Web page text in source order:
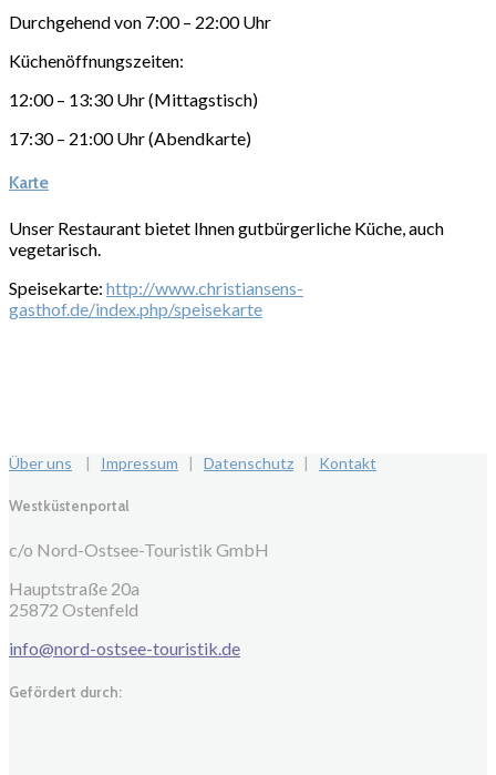
Durchgehend von 7:00 – 22:00 Uhr
Küchenöffnungszeiten:
12:00 – 13:30 Uhr (Mittagstisch)
17:30 – 21:00 Uhr (Abendkarte)
Karte
Unser Restaurant bietet Ihnen gutbürgerliche Küche, auch
vegetarisch.
Speisekarte: http://www.christiansens-
gasthof.de/index.php/speisekarte
Über uns | Impressum | Datenschutz | Kontakt
Westküstenportal
c/o Nord-Ostsee-Touristik GmbH
Hauptstraße 20a
25872 Ostenfeld
info@nord-ostsee-touristik.de
Gefördert durch: